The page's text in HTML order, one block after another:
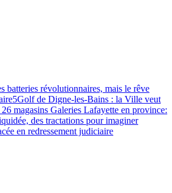
batteries révolutionnaires, mais le rêve
5Golf de Digne-les-Bains : la Ville veut
magasins Galeries Lafayette en province:
des tractations pour imaginer
en redressement judiciaire